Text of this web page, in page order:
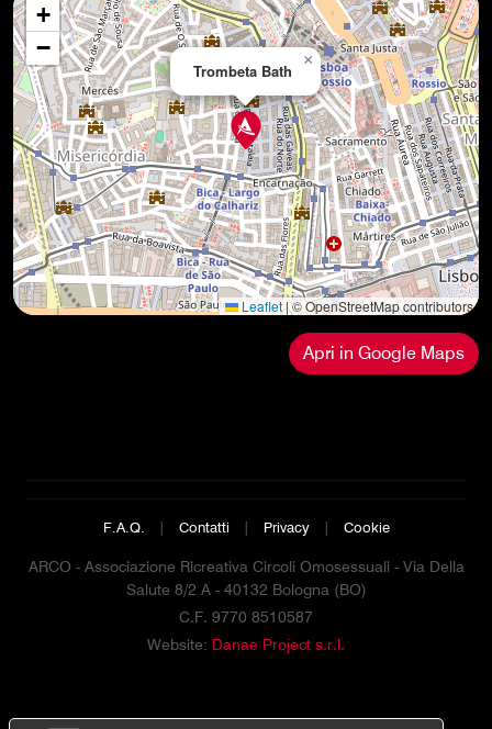
Trombeta Bath
×
+
−
Leaflet|© OpenStreetMap contributors
Apri in Google Maps
F.A.Q. | Contatti | Privacy | Cookie
ARCO - Associazione Ricreativa Circoli Omosessuali - Via Della
Salute 8/2 A - 40132 Bologna (BO)
C.F. 9770 8510587
Website: Danae Project s.r.l.